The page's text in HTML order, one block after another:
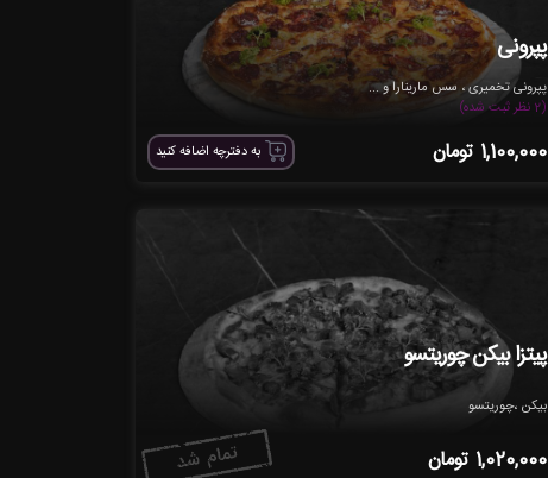
پپرونی
پپرونی تخمیری ، سس مارینارا و ...
(2 نظر ثبت شده)
1,100,000 تومان به دفترچه اضافه کنید
پیتزا بیکن چوریتسو
بیکن ،چوریتسو
1,020,000 تومان